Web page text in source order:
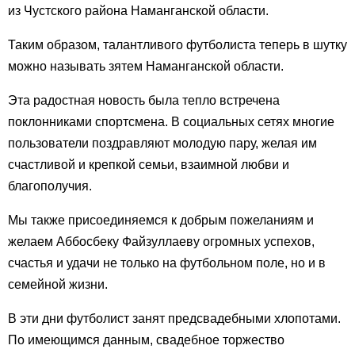
из Чустского района Наманганской области.
Таким образом, талантливого футболиста теперь в шутку
можно называть зятем Наманганской области.
Эта радостная новость была тепло встречена
поклонниками спортсмена. В социальных сетях многие
пользователи поздравляют молодую пару, желая им
счастливой и крепкой семьи, взаимной любви и
благополучия.
Мы также присоединяемся к добрым пожеланиям и
желаем Аббосбеку Файзуллаеву огромных успехов,
счастья и удачи не только на футбольном поле, но и в
семейной жизни.
В эти дни футболист занят предсвадебными хлопотами.
По имеющимся данным, свадебное торжество